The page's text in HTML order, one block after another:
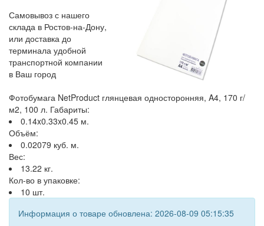
Самовывоз с нашего
склада в Ростов-на-Дону,
или доставка до
терминала удобной
транспортной компании
в Ваш город
Фотобумага NetProduct глянцевая односторонняя, A4, 170 г/
м2, 100 л. Габариты:
0.14x0.33x0.45 м.
Объём:
0.02079 куб. м.
Вес:
13.22 кг.
Кол-во в упаковке:
10 шт.
Информация о товаре обновлена: 2026-08-09 05:15:35